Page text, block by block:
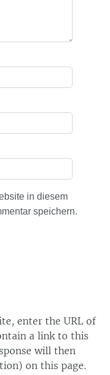
in diesem
speichern.
enter the URL of
a link to this
will then
on this page.